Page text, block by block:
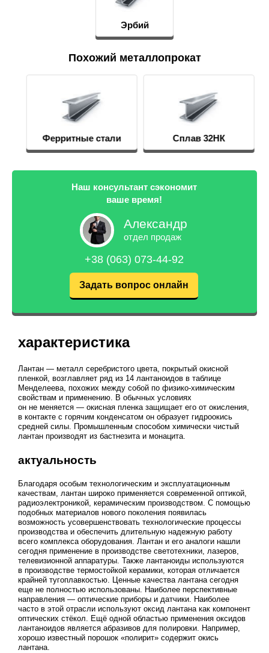
Эрбий
Похожий металлопрокат
Ферритные стали Сплав 32НК
Наш консультант сэкономит
ваше время!
Александр
отдел продаж
+38 (063) 073-44-92
Задать вопрос онлайн
характеристика
Лантан — металл серебристого цвета, покрытый окисной
пленкой, возглавляет ряд из 14 лантаноидов в таблице
Менделеева, похожих между собой по физико-химическим
свойствам и применению. В обычных условиях
он не меняется — окисная пленка защищает его от окисления,
в контакте с горячим конденсатом он образует гидроокись
средней силы. Промышленным способом химически чистый
лантан производят из бастнезита и монацита.
актуальность
Благодаря особым технологическим и эксплуатационным
качествам, лантан широко применяется современной оптикой,
радиоэлектроникой, керамическим производством. С помощью
подобных материалов нового поколения появилась
возможность усовершенствовать технологические процессы
производства и обеспечить длительную надежную работу
всего комплекса оборудования. Лантан и его аналоги нашли
сегодня применение в производстве светотехники, лазеров,
телевизионной аппаратуры. Также лантаноиды используются
в производстве термостойкой керамики, которая отличается
крайней тугоплавкостью. Ценные качества лантана сегодня
еще не полностью использованы. Наиболее перспективные
направления — оптические приборы и датчики. Наиболее
часто в этой отрасли используют оксид лантана как компонент
оптических стёкол. Ещё одной областью применения оксидов
лантаноидов является абразивов для полировки. Например,
хорошо известный порошок «полирит» содержит окись
лантана.